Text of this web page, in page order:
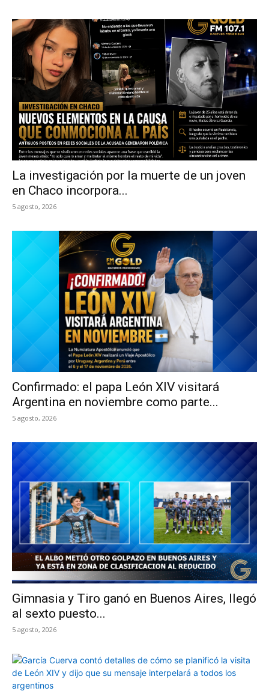
La investigación por la muerte de un joven
en Chaco incorpora...
5 agosto, 2026
Confirmado: el papa León XIV visitará
Argentina en noviembre como parte...
5 agosto, 2026
Gimnasia y Tiro ganó en Buenos Aires, llegó
al sexto puesto...
5 agosto, 2026